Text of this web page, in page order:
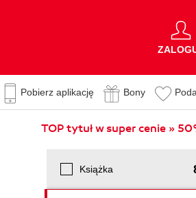
Pobierz aplikację Bony
TOP tytuł w super cenie »
Książka